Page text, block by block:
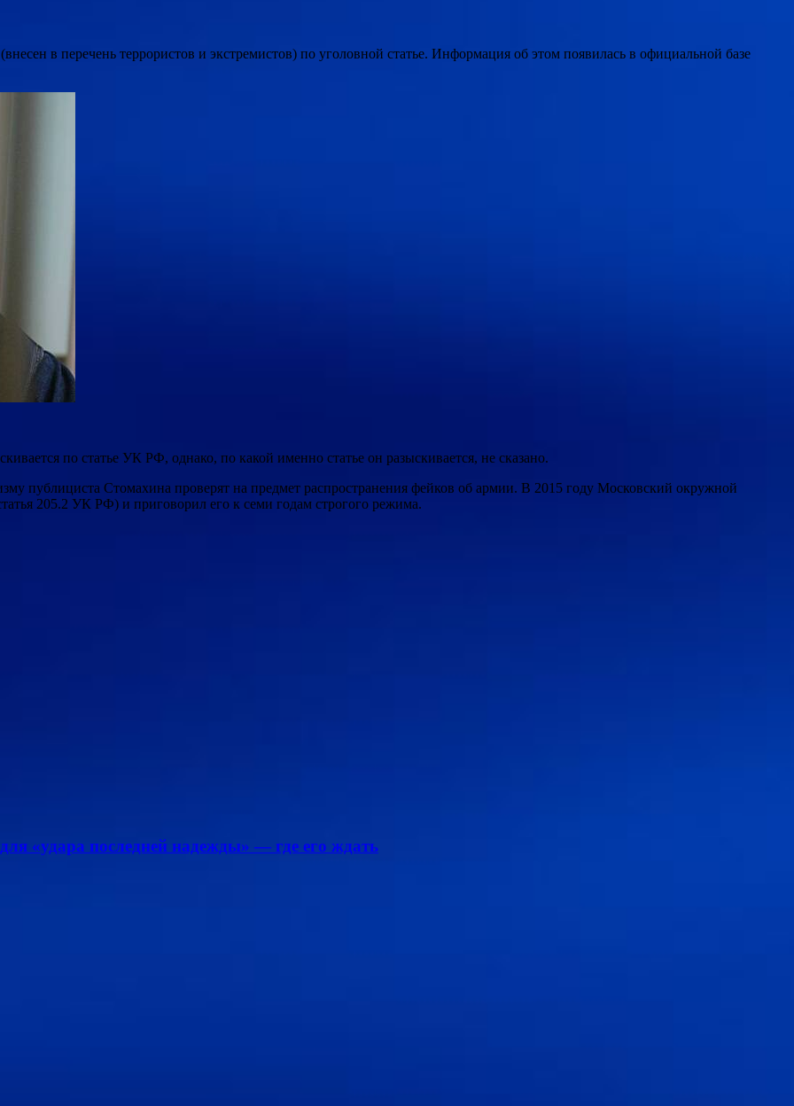
в перечень террористов и экстремистов) по уголовной статье. Информация об этом появилась в официальной базе
по статье УК РФ, однако, по какой именно статье он разыскивается, не сказано.
публициста Стомахина проверят на предмет распространения фейков об армии. В 2015 году Московский окружной
205.2 УК РФ) и приговорил его к семи годам строгого режима.
«удара последней надежды» — где его ждать